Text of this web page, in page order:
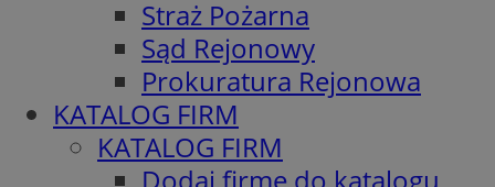
Straż Pożarna
Sąd Rejonowy
Prokuratura Rejonowa
KATALOG FIRM
KATALOG FIRM
Dodaj firmę do katalogu